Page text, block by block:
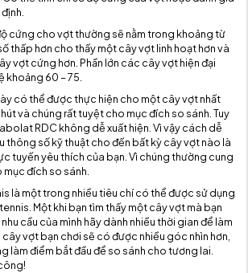
cứng cho vợt thường sẽ nằm trong khoảng từ
thấp hơn cho thấy một cây vợt linh hoạt hơn và
vợt cứng hơn. Phần lớn các cây vợt hiện đại
khoảng 60 – 75.
có thể được thực hiện cho một cây vợt nhất
và chúng rất tuyệt cho mục đích so sánh. Tuy
RDC không dễ xuất hiện. Vì vậy cách dễ
thông số kỹ thuật cho đến bất kỳ cây vợt nào là
tuyến yêu thích của bạn. Vì chúng thường cung
đích so sánh.
là một trong nhiều tiêu chí có thể được sử dụng
Một khi bạn tìm thấy một cây vợt mà bạn
cầu của mình hãy dành nhiều thời gian để làm
vợt bạn chơi sẽ có được nhiều góc nhìn hơn,
làm điểm bắt đầu để so sánh cho tương lai.